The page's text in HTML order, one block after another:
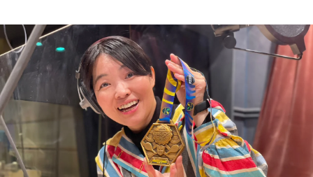
お知らせ
イベント・グッズ
YouTube
会社情報